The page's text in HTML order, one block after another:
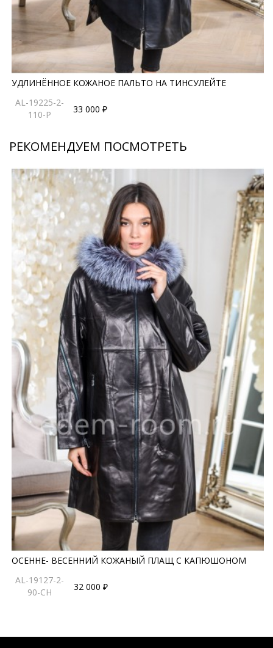
УДЛИНЁННОЕ КОЖАНОЕ ПАЛЬТО НА ТИНСУЛЕЙТЕ
AL-19225-2-
110-P
33 000 ₽
РЕКОМЕНДУЕМ ПОСМОТРЕТЬ
ОСЕННЕ- ВЕСЕННИЙ КОЖАНЫЙ ПЛАЩ С КАПЮШОНОМ
AL-19127-2-
90-CH
32 000 ₽